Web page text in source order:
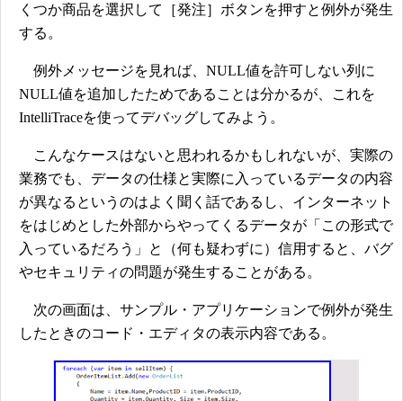
くつか商品を選択して［発注］ボタンを押すと例外が発生
する。
例外メッセージを見れば、NULL値を許可しない列に
NULL値を追加したためであることは分かるが、これを
IntelliTraceを使ってデバッグしてみよう。
こんなケースはないと思われるかもしれないが、実際の
業務でも、データの仕様と実際に入っているデータの内容
が異なるというのはよく聞く話であるし、インターネット
をはじめとした外部からやってくるデータが「この形式で
入っているだろう」と（何も疑わずに）信用すると、バグ
やセキュリティの問題が発生することがある。
次の画面は、サンプル・アプリケーションで例外が発生
したときのコード・エディタの表示内容である。